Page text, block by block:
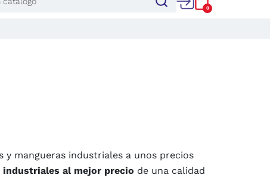
0
y mangueras industriales a unos precios
al mejor precio de una calidad